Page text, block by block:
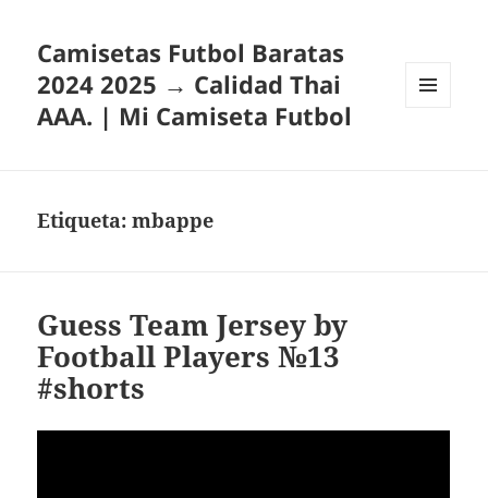
Camisetas Futbol Baratas
2024 2025 → Calidad Thai
AAA. | Mi Camiseta Futbol
Etiqueta:mbappe
Guess Team Jersey by
Football Players №13
#shorts